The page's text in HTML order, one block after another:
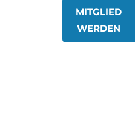
MITGLIED
WERDEN